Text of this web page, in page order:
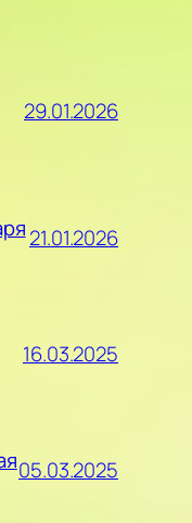
29.01.2026
21.01.2026
16.03.2025
05.03.2025